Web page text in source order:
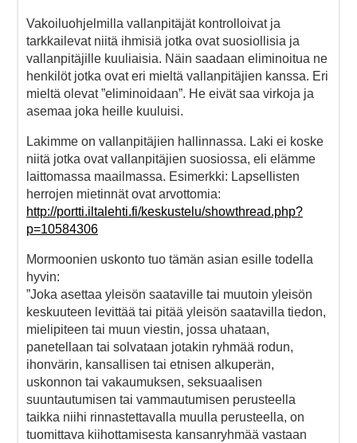
Vakoiluohjelmilla vallanpitäjät kontrolloivat ja
tarkkailevat niitä ihmisiä jotka ovat suosiollisia ja
vallanpitäjille kuuliaisia. Näin saadaan eliminoitua ne
henkilöt jotka ovat eri mieltä vallanpitäjien kanssa. Eri
mieltä olevat ”eliminoidaan”. He eivät saa virkoja ja
asemaa joka heille kuuluisi.
Lakimme on vallanpitäjien hallinnassa. Laki ei koske
niitä jotka ovat vallanpitäjien suosiossa, eli elämme
laittomassa maailmassa. Esimerkki: Lapsellisten
herrojen mietinnät ovat arvottomia:
http://portti.iltalehti.fi/keskustelu/showthread.php?
p=10584306
Mormoonien uskonto tuo tämän asian esille todella
hyvin:
”Joka asettaa yleisön saataville tai muutoin yleisön
keskuuteen levittää tai pitää yleisön saatavilla tiedon,
mielipiteen tai muun viestin, jossa uhataan,
panetellaan tai solvataan jotakin ryhmää rodun,
ihonvärin, kansallisen tai etnisen alkuperän,
uskonnon tai vakaumuksen, seksuaalisen
suuntautumisen tai vammautumisen perusteella
taikka niihi rinnastettavalla muulla perusteella, on
tuomittava kiihottamisesta kansanryhmää vastaan